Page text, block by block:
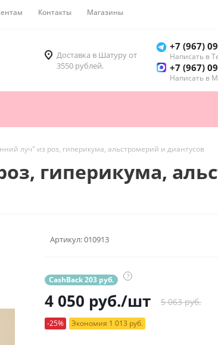
Контакты Магазины
Доставка в Шатуру от
3550 рублей.
+7 (967)
Написать в
+7 (967)
Написать в
луч" из роз, гиперикума, альстромерий и диантусов
гиперикума,
Артикул:010913
CashBack 203 руб. ?
4 050 руб./шт 5 063 руб.
-25% Экономия 1 013 руб.